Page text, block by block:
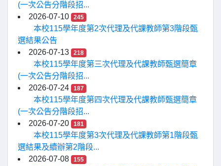
(一次公告分階段招...
2026-07-10
245
本校115學年度第2次代理及代課教師第3階段甄
選結果公告
2026-07-13
218
本校115學年度第三次代理及代課教師甄選簡章
(一次公告分階段招...
2026-07-24
187
本校115學年度第四次代理及代課教師甄選簡章
(一次公告分階段招...
2026-07-20
181
本校115學年度第3次代理及代課教師第1階段甄
選結果及續辦第2階段...
2026-07-08
155